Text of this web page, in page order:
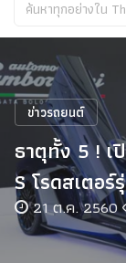
ข่าวรถยนต์
ธาตุทั้ง 5 !
S โรดสเตอ
21 ต.ค. 2560